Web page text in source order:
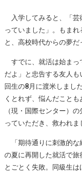
入学してみると、「芸
っていました」。もま
と、高校時代からの夢だ
すでに、就活は始まっ
だよ」と忠告する友人
回生の8月に渡米しまし
くとれず、悩んだこと
（現・国際センター）
っていただき、救われま
「期待通りに刺激的な
の夏に再開した就活で旅
とごとく失敗。同級生